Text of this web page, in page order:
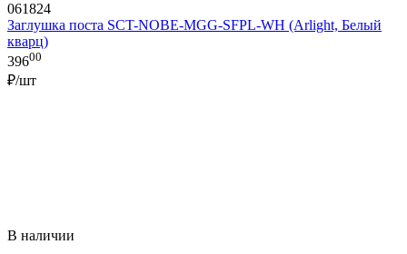
061824
Заглушка поста SCT-NOBE-MGG-SFPL-WH (Arlight, Белый
кварц)
39600
₽/шт
В наличии